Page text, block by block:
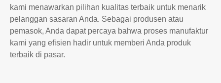
kami menawarkan pilihan kualitas terbaik untuk menarik
pelanggan sasaran Anda. Sebagai produsen atau
pemasok, Anda dapat percaya bahwa proses manufaktur
kami yang efisien hadir untuk memberi Anda produk
terbaik di pasar.